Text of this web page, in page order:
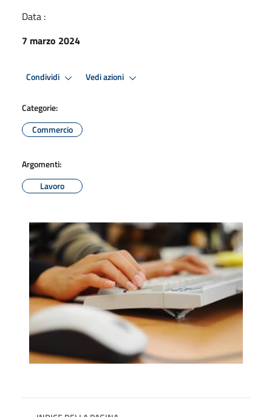
Data :
7 marzo 2024
Condividi Vedi azioni
Categorie:
Commercio
Argomenti:
Lavoro